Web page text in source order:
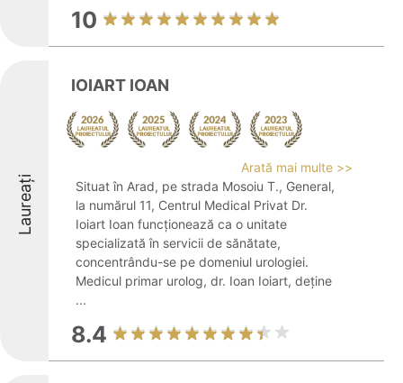
10
Laureați
IOIART IOAN
Arată mai multe >>
Situat în Arad, pe strada Mosoiu T., General,
la numărul 11, Centrul Medical Privat Dr.
Ioiart Ioan funcționează ca o unitate
specializată în servicii de sănătate,
concentrându-se pe domeniul urologiei.
Medicul primar urolog, dr. Ioan Ioiart, deține
...
8.4